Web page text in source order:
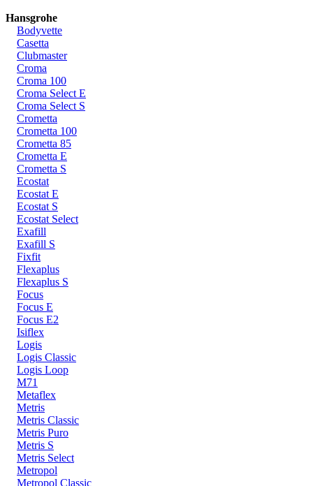
Hansgrohe
Bodyvette
Casetta
Clubmaster
Croma
Croma 100
Croma Select E
Croma Select S
Crometta
Crometta 100
Crometta 85
Crometta E
Crometta S
Ecostat
Ecostat E
Ecostat S
Ecostat Select
Exafill
Exafill S
Fixfit
Flexaplus
Flexaplus S
Focus
Focus E
Focus E2
Isiflex
Logis
Logis Classic
Logis Loop
M71
Metaflex
Metris
Metris Classic
Metris Puro
Metris S
Metris Select
Metropol
Metropol Classic